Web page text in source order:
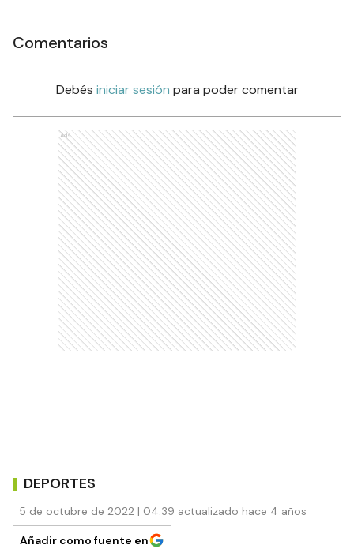
Comentarios
Debés iniciar sesión para poder comentar
Ads
DEPORTES
5 de octubre de 2022 | 04:39 actualizado hace 4 años
Añadir como fuente en